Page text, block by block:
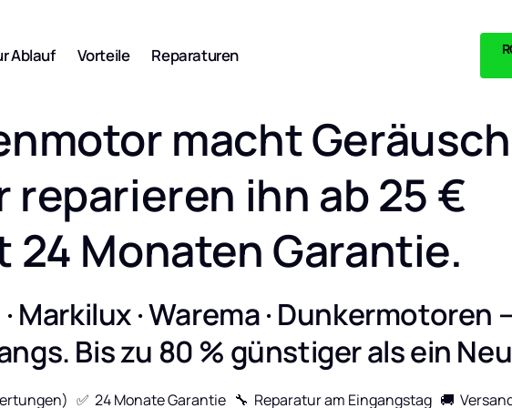
Ablauf Vorteile Reparaturen
macht
reparieren ihn ab 25 €
24 Monaten Garantie.
· Markilux · Warema ·
Bis zu 80 % günstiger als ein
✅  24 Monate Garantie   🔧  Reparatur am Eingangstag   🚚
LT, RTS,
Senden Sie Ihre
Reparaturanfrage
Hier klicken